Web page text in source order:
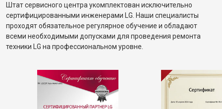
Штат сервисного центра укомплектован исключительно
сертифицированными инженерами LG. Наши специалисты
проходят обязательное регулярное обучение и обладают
всеми необходимыми допусками для проведения ремонта
техники LG на профессиональном уровне.